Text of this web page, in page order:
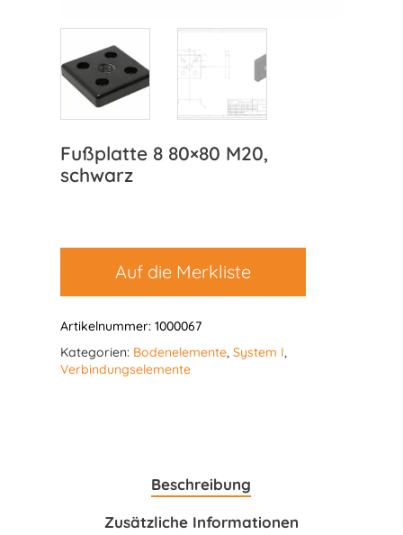
Fußplatte 8 80×80 M20,
schwarz
Auf die Merkliste
Artikelnummer: 1000067
Kategorien: Bodenelemente, System I,
Verbindungselemente
Beschreibung
Zusätzliche Informationen